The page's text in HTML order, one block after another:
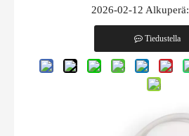
2026-02-12 Alkuperä:
Tiedustella